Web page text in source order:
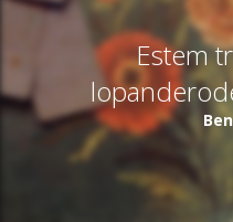
Estem